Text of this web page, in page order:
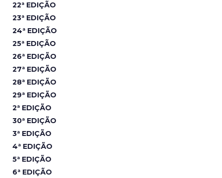
22ª EDIÇÃO
23ª EDIÇÃO
24ª EDIÇÃO
25ª EDIÇÃO
26ª EDIÇÃO
27ª EDIÇÃO
28ª EDIÇÃO
29ª EDIÇÃO
2ª EDIÇÃO
30ª EDIÇÃO
3ª EDIÇÃO
4ª EDIÇÃO
5ª EDIÇÃO
6ª EDIÇÃO